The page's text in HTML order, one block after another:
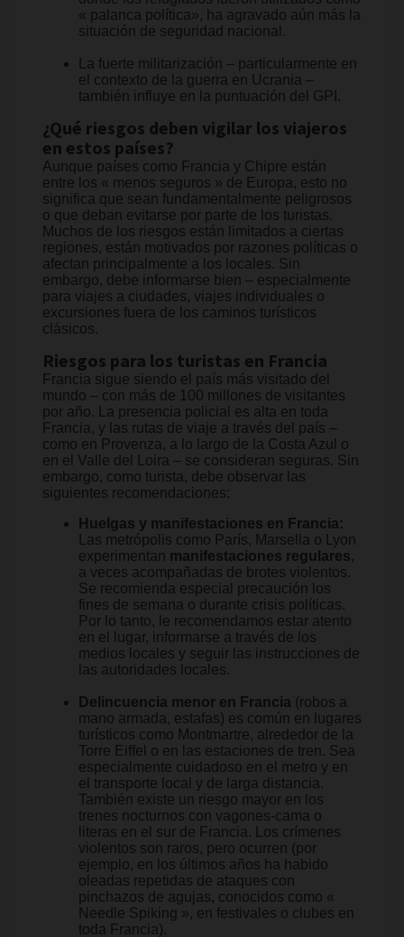
« palanca política», ha agravado aún más la
situación de seguridad nacional.
La fuerte militarización – particularmente en
el contexto de la guerra en Ucrania –
también influye en la puntuación del GPI.
¿Qué riesgos deben vigilar los viajeros
en estos países?
Aunque países como Francia y Chipre están
entre los « menos seguros » de Europa, esto no
significa que sean fundamentalmente peligrosos
o que deban evitarse por parte de los turistas.
Muchos de los riesgos están limitados a ciertas
regiones, están motivados por razones políticas o
afectan principalmente a los locales. Sin
embargo, debe informarse bien – especialmente
para viajes a ciudades, viajes individuales o
excursiones fuera de los caminos turísticos
clásicos.
Riesgos para los turistas en Francia
Francia sigue siendo el país más visitado del
mundo – con más de 100 millones de visitantes
por año. La presencia policial es alta en toda
Francia, y las rutas de viaje a través del país –
como en Provenza, a lo largo de la Costa Azul o
en el Valle del Loira – se consideran seguras. Sin
embargo, como turista, debe observar las
siguientes recomendaciones:
Huelgas y manifestaciones en Francia:
Las metrópolis como París, Marsella o Lyon
experimentan manifestaciones regulares,
a veces acompañadas de brotes violentos.
Se recomienda especial precaución los
fines de semana o durante crisis políticas.
Por lo tanto, le recomendamos estar atento
en el lugar, informarse a través de los
medios locales y seguir las instrucciones de
las autoridades locales.
Delincuencia menor en Francia (robos a
mano armada, estafas) es común en lugares
turísticos como Montmartre, alrededor de la
Torre Eiffel o en las estaciones de tren. Sea
especialmente cuidadoso en el metro y en
el transporte local y de larga distancia.
También existe un riesgo mayor en los
trenes nocturnos con vagones-cama o
literas en el sur de Francia. Los crímenes
violentos son raros, pero ocurren (por
ejemplo, en los últimos años ha habido
oleadas repetidas de ataques con
pinchazos de agujas, conocidos como «
Needle Spiking », en festivales o clubes en
toda Francia).